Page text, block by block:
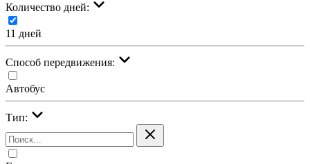
Количество дней:
11 дней
Cпособ передвижения:
Автобус
Тип: